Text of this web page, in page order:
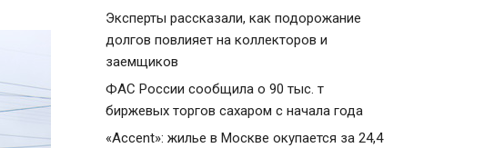
Эксперты рассказали, как подорожание
долгов повлияет на коллекторов и
заемщиков
ФАС России сообщила о 90 тыс. т
биржевых торгов сахаром с начала года
«Accent»: жилье в Москве окупается за 24,4